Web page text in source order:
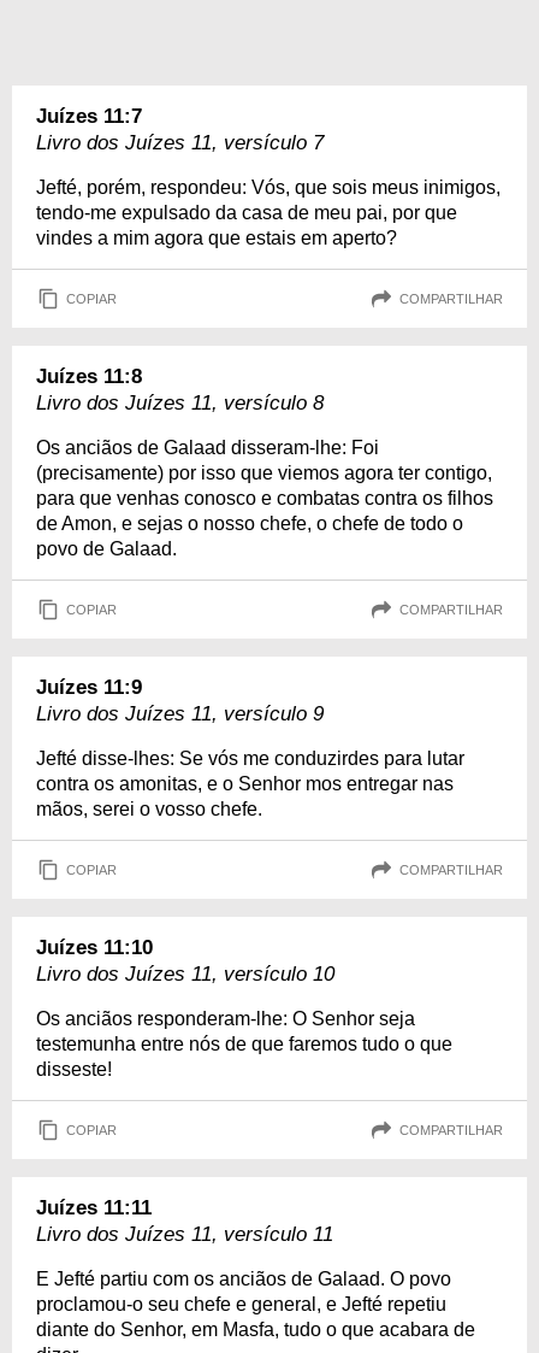
Juízes 11:7
Livro dos Juízes 11, versículo 7
Jefté, porém, respondeu: Vós, que sois meus inimigos,
tendo-me expulsado da casa de meu pai, por que
vindes a mim agora que estais em aperto?
COPIAR COMPARTILHAR
Juízes 11:8
Livro dos Juízes 11, versículo 8
Os anciãos de Galaad disseram-lhe: Foi
(precisamente) por isso que viemos agora ter contigo,
para que venhas conosco e combatas contra os filhos
de Amon, e sejas o nosso chefe, o chefe de todo o
povo de Galaad.
COPIAR COMPARTILHAR
Juízes 11:9
Livro dos Juízes 11, versículo 9
Jefté disse-lhes: Se vós me conduzirdes para lutar
contra os amonitas, e o Senhor mos entregar nas
mãos, serei o vosso chefe.
COPIAR COMPARTILHAR
Juízes 11:10
Livro dos Juízes 11, versículo 10
Os anciãos responderam-lhe: O Senhor seja
testemunha entre nós de que faremos tudo o que
disseste!
COPIAR COMPARTILHAR
Juízes 11:11
Livro dos Juízes 11, versículo 11
E Jefté partiu com os anciãos de Galaad. O povo
proclamou-o seu chefe e general, e Jefté repetiu
diante do Senhor, em Masfa, tudo o que acabara de